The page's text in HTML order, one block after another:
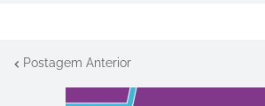
Postagem Anterior